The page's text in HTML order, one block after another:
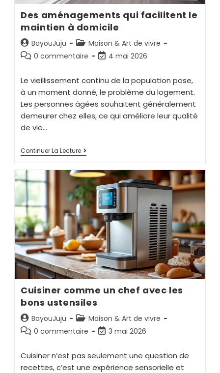
Des aménagements qui facilitent le
maintien à domicile
BayouJuju
Maison & Art de vivre
0 commentaire
4 mai 2026
Le vieillissement continu de la population pose,
à un moment donné, le problème du logement.
Les personnes âgées souhaitent généralement
demeurer chez elles, ce qui améliore leur qualité
de vie…
Continuer La Lecture
Cuisiner comme un chef avec les
bons ustensiles
BayouJuju
Maison & Art de vivre
0 commentaire
3 mai 2026
Cuisiner n’est pas seulement une question de
recettes, c’est une expérience sensorielle et